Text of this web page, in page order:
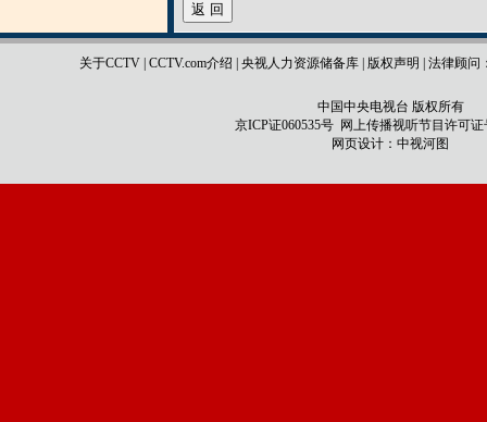
关于CCTV| CCTV.com介绍 央视人力资源储备库| 版权声明 法律顾问
中国中央电视台 版权所有
京ICP证060535号 网上传播视听节目许可证
网页设计： 中视河图